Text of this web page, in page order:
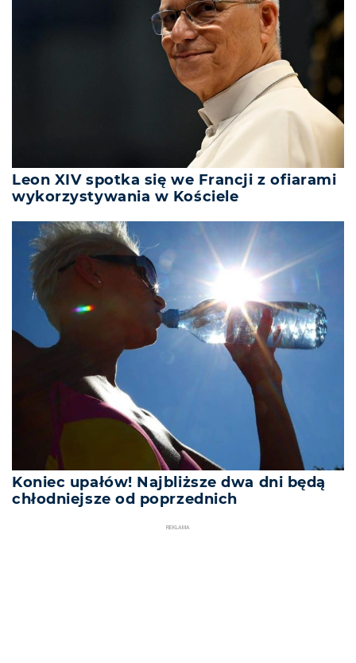
Leon XIV spotka się we Francji z ofiarami
wykorzystywania w Kościele
Koniec upałów! Najbliższe dwa dni będą
chłodniejsze od poprzednich
REKLAMA